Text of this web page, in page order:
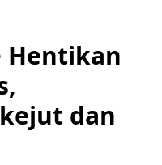
Hentikan
dan